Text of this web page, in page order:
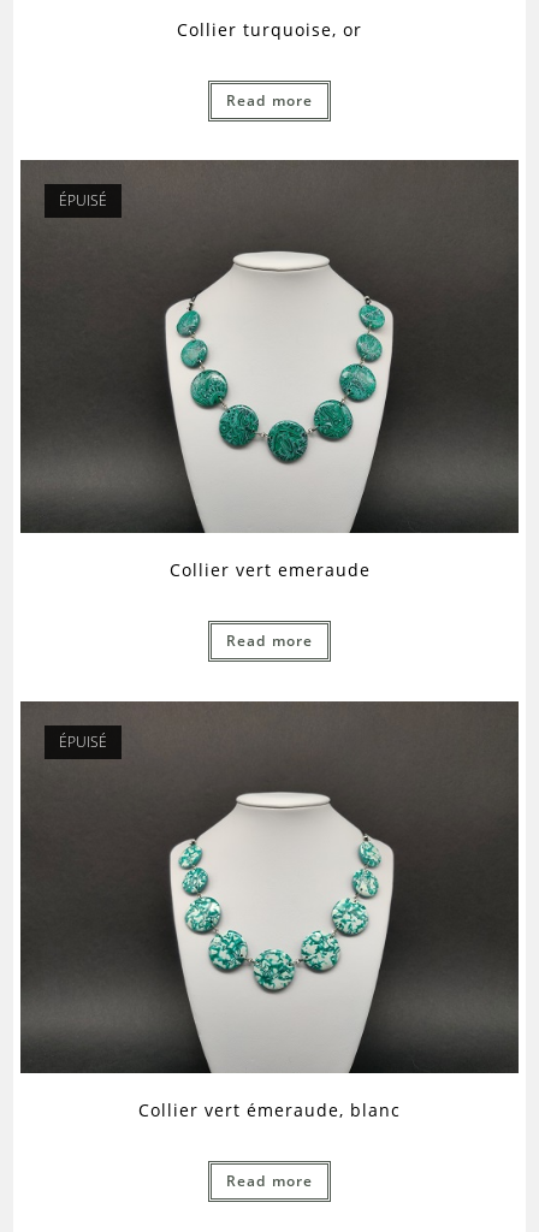
Collier turquoise, or
Read more
ÉPUISÉ
Collier vert emeraude
Read more
ÉPUISÉ
Collier vert émeraude, blanc
Read more